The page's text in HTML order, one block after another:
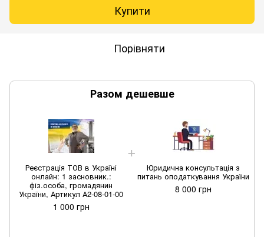
Купити
Порівняти
Разом дешевше
Реєстрація ТОВ в Україні
онлайн: 1 засновник.:
фіз.особа, громадянин
України, Артикул А2-08-01-00
1 000 грн
Юридична консультація з
питань оподаткування України
8 000 грн